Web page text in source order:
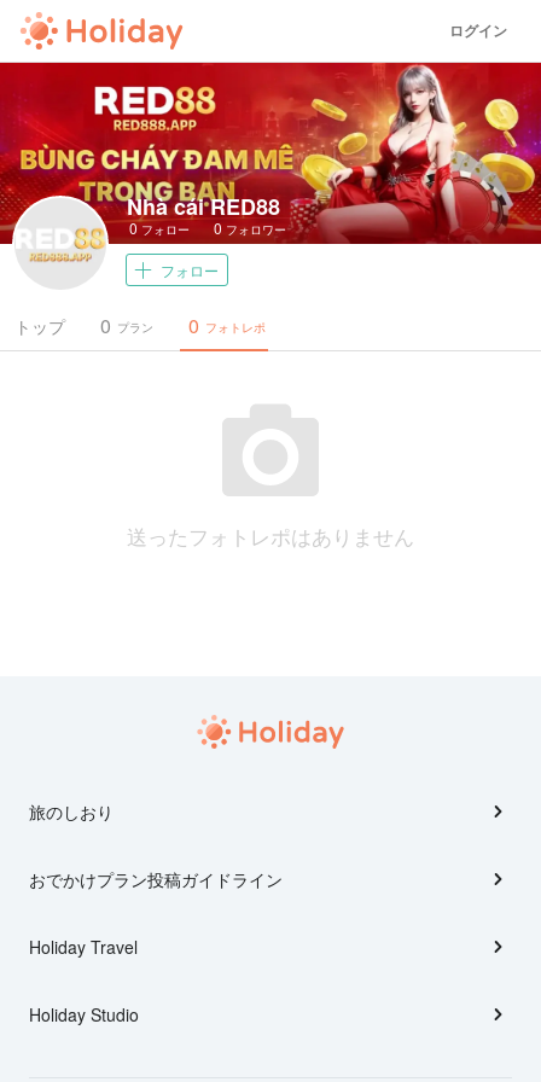
ログイン
Nhà cái RED88
0フォロー 0 フォロワー
フォロー
トップ プラン
0 フォトレポ
0
送ったフォトレポはありません
旅のしおり
おでかけプラン投稿ガイドライン
Holiday Travel
Holiday Studio